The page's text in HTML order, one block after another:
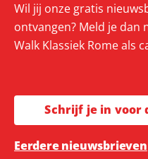
Wil jij onze gratis
ontvangen? Meld je dan
Walk Klassiek Rome als
Schrijf je in voor
Eerdere nieuwsbrieven